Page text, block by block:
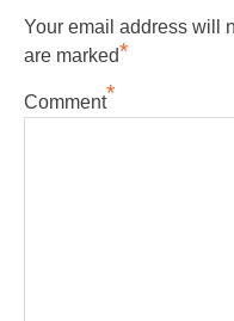
Your email address will
are marked*
Comment*